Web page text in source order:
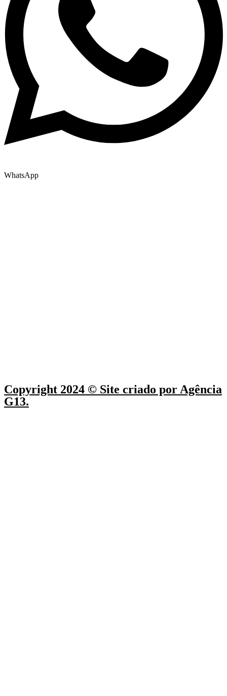
WhatsApp
Copyright 2024 © Site criado por Agência
G13.